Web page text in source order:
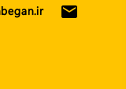
email